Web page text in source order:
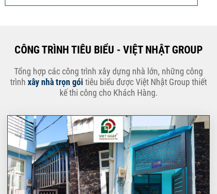
CÔNG TRÌNH TIÊU BIỂU - VIỆT NHẬT GROUP
Tổng hợp các công trình xây dựng nhà lớn, những công
trình xây nhà trọn gói tiêu biểu được Việt Nhật Group thiết
kế thi công cho Khách Hàng.